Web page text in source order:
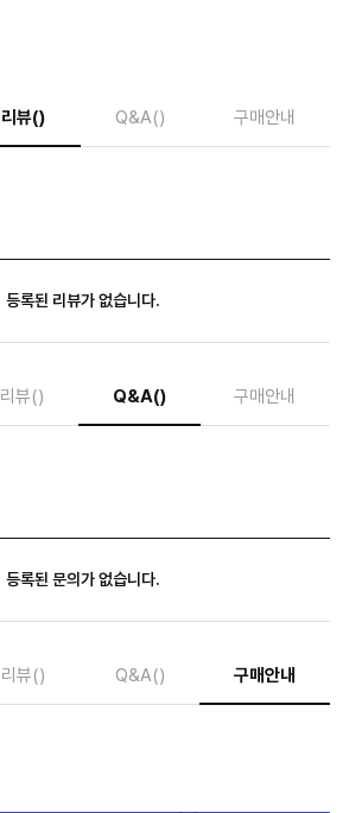
리뷰() Q&A() 구매안내
등록된 리뷰가 없습니다.
리뷰() Q&A() 구매안내
등록된 문의가 없습니다.
리뷰() Q&A() 구매안내